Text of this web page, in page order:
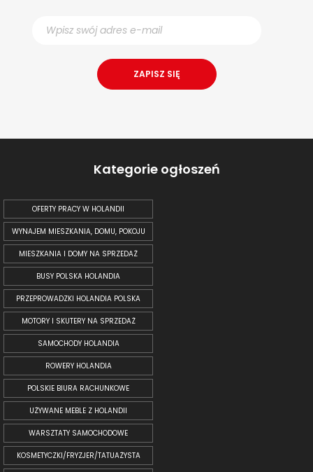
Kategorie ogłoszeń
OFERTY PRACY W HOLANDII
WYNAJEM MIESZKANIA, DOMU, POKOJU
MIESZKANIA I DOMY NA SPRZEDAŻ
BUSY POLSKA HOLANDIA
PRZEPROWADZKI HOLANDIA POLSKA
MOTORY I SKUTERY NA SPRZEDAŻ
SAMOCHODY HOLANDIA
ROWERY HOLANDIA
POLSKIE BIURA RACHUNKOWE
UŻYWANE MEBLE Z HOLANDII
WARSZTATY SAMOCHODOWE
KOSMETYCZKI/FRYZJER/TATUAŻYSTA